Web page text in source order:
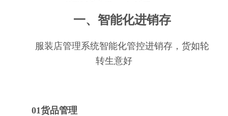
一、智能化进销存
服装店管理系统智能化管控进销存，货如轮
转生意好
01货品管理